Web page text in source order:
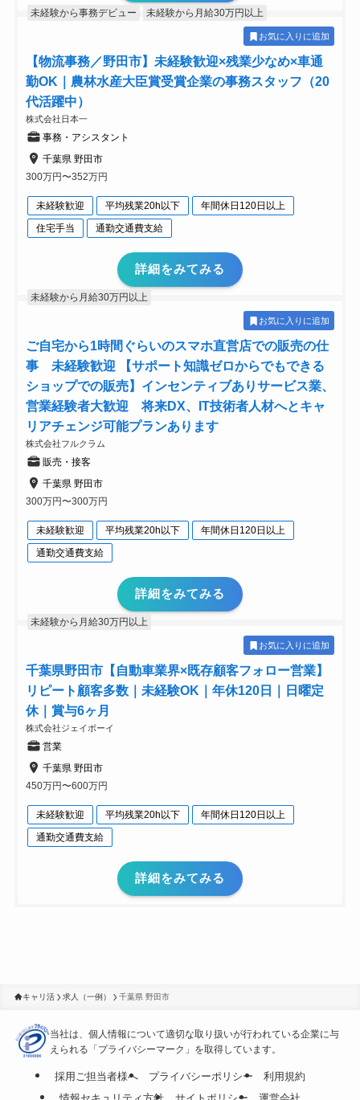
未経験から事務デビュー 未経験から月給30万円以上
お気に入りに追加
【物流事務／野田市】未経験歓迎×残業少なめ×車通
勤OK｜農林水産大臣賞受賞企業の事務スタッフ（20
代活躍中）
株式会社日本一
事務・アシスタント
千葉県 野田市
300万円〜352万円
未経験歓迎 平均残業20h以下
年間休日120日以上
住宅手当
通勤交通費支給
詳細をみてみる
未経験から月給30万円以上
お気に入りに追加
ご自宅から1時間ぐらいのスマホ直営店での販売の仕
事 未経験歓迎 【サポート知識ゼロからでもできる
ショップでの販売】インセンティブありサービス業、
営業経験者大歓迎 将来DX、IT技術者人材へとキャ
リアチェンジ可能プランあります
株式会社フルクラム
販売・接客
千葉県 野田市
300万円〜300万円
未経験歓迎 平均残業20h以下
年間休日120日以上
通勤交通費支給
詳細をみてみる
未経験から月給30万円以上
お気に入りに追加
千葉県野田市【自動車業界×既存顧客フォロー営業】
リピート顧客多数｜未経験OK｜年休120日｜日曜定
休｜賞与6ヶ月
株式会社ジェイボーイ
営業
千葉県 野田市
450万円〜600万円
未経験歓迎 平均残業20h以下
年間休日120日以上
通勤交通費支給
詳細をみてみる
キャリ活 求人（一例） 千葉県 野田市
当社は、個人情報について適切な取り扱いが行われている企業に与
えられる「プライバシーマーク」を取得しています。
採用ご担当者様へ プライバシーポリシー
利用規約